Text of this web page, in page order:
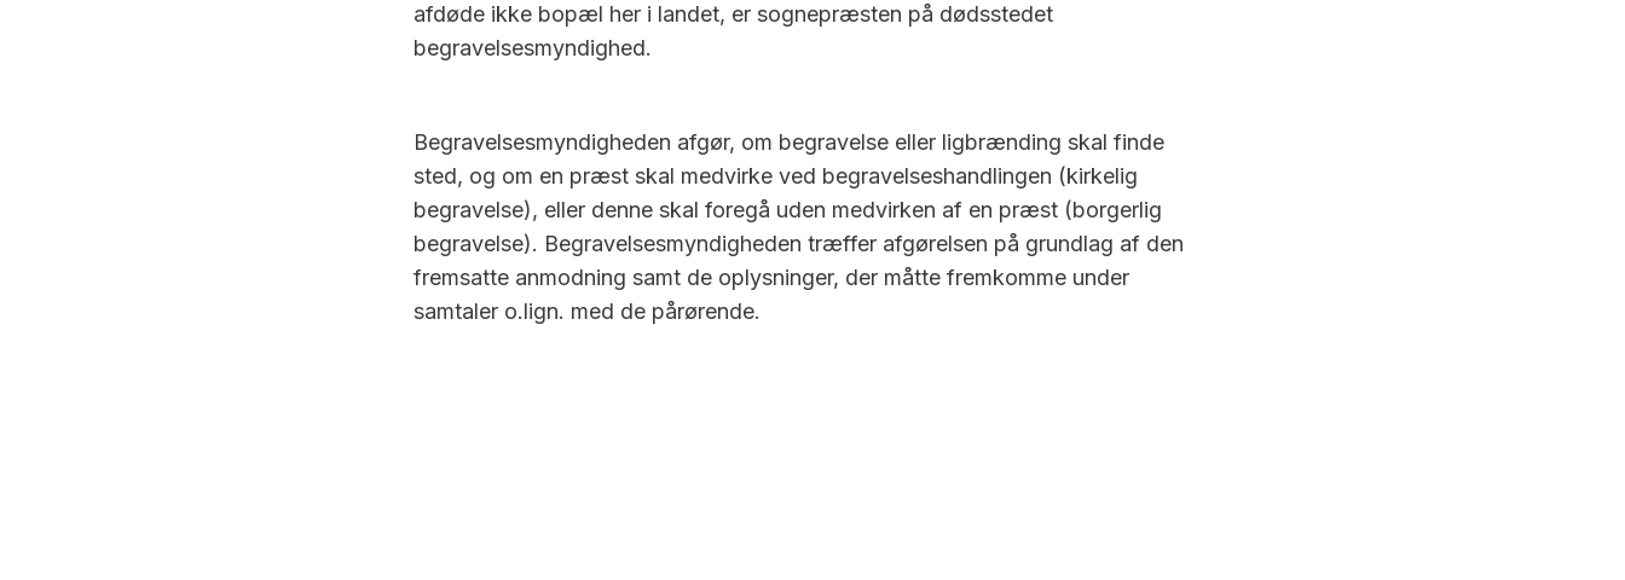
afdøde ikke bopæl her i landet, er sognepræsten på dødsstedet
begravelsesmyndighed.
Begravelsesmyndigheden afgør, om begravelse eller ligbrænding skal finde
sted, og om en præst skal medvirke ved begravelseshandlingen (kirkelig
begravelse), eller denne skal foregå uden medvirken af en præst (borgerlig
begravelse). Begravelsesmyndigheden træffer afgørelsen på grundlag af den
fremsatte anmodning samt de oplysninger, der måtte fremkomme under
samtaler o.lign. med de pårørende.